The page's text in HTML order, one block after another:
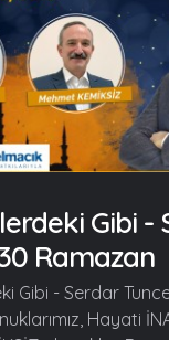
Gibi -
Ramazan
Gibi - Serdar
Hayati